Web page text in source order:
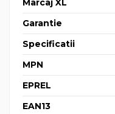
Garantie
Specificatii
MPN
EPREL
EAN13